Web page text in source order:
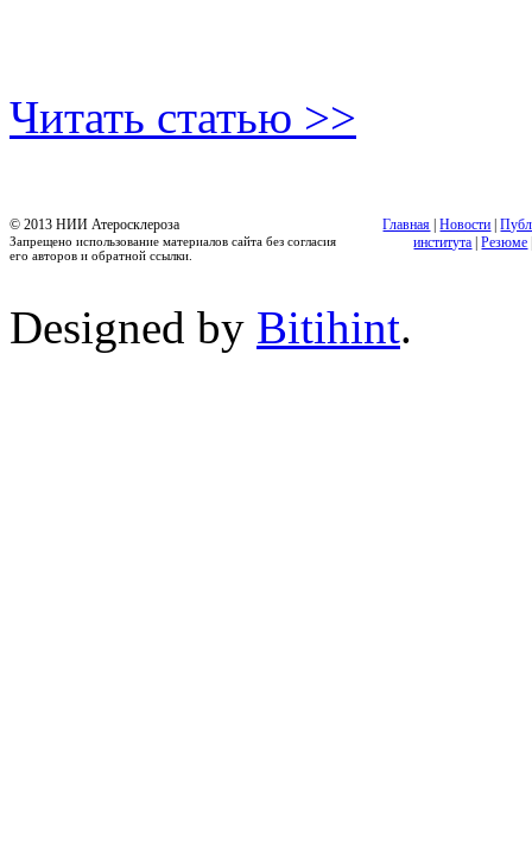
Читать статью >>
© 2013 НИИ Атеросклероза
Запрещено использование материалов сайта без согласия
его авторов и обратной ссылки.
Главная |Новости |
института |Резюме
Designed by Bitihint.